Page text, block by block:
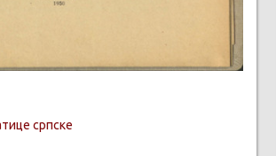
српске